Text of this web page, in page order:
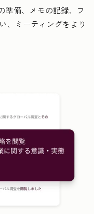
準備、メモの記録、フ
、ミーティングをより